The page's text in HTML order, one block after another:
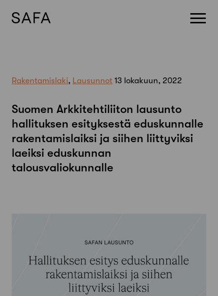
Rakentamislaki, Lausunnot 13 lokakuun, 2022
Suomen Arkkitehtiliiton lausunto
hallituksen esityksestä eduskunnalle
rakentamislaiksi ja siihen liittyviksi
laeiksi eduskunnan
talousvaliokunnalle